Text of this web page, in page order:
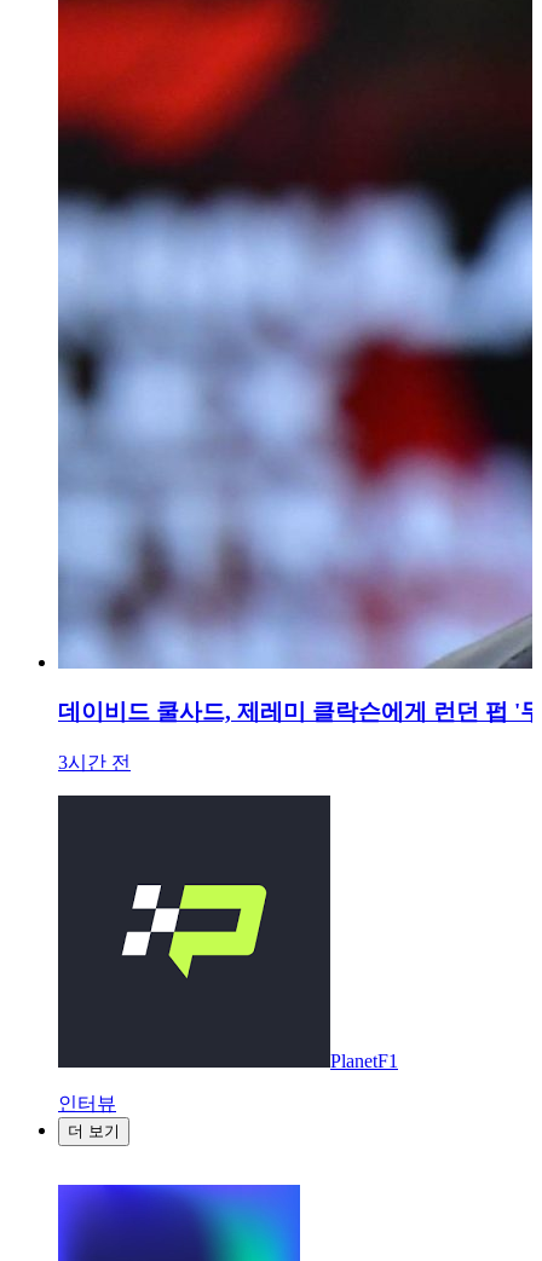
데이비드 쿨사드, 제레미 클락슨에게 런던 펍 '
3시간 전
PlanetF1
인터뷰
더 보기